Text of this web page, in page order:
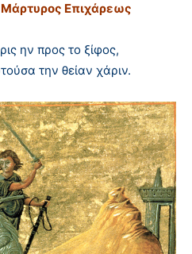
Eπιχάρεως
ην προς το ξίφος,
την θείαν χάριν.